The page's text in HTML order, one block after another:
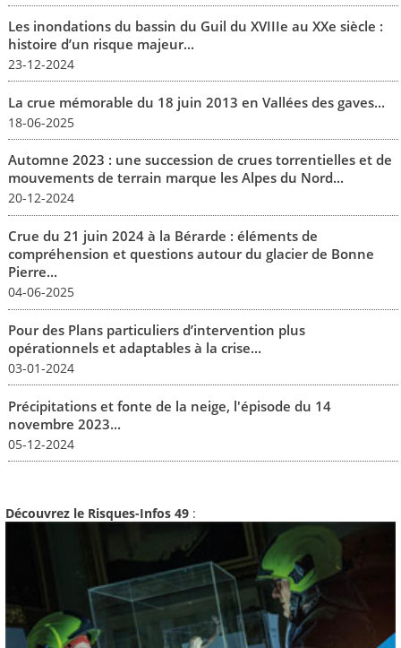
Les inondations du bassin du Guil du XVIIIe au XXe siècle :
histoire d’un risque majeur...
23-12-2024
La crue mémorable du 18 juin 2013 en Vallées des gaves...
18-06-2025
Automne 2023 : une succession de crues torrentielles et de
mouvements de terrain marque les Alpes du Nord...
20-12-2024
Crue du 21 juin 2024 à la Bérarde : éléments de
compréhension et questions autour du glacier de Bonne
Pierre...
04-06-2025
Pour des Plans particuliers d’intervention plus
opérationnels et adaptables à la crise...
03-01-2024
Précipitations et fonte de la neige, l'épisode du 14
novembre 2023...
05-12-2024
Découvrez le Risques-Infos 49 :